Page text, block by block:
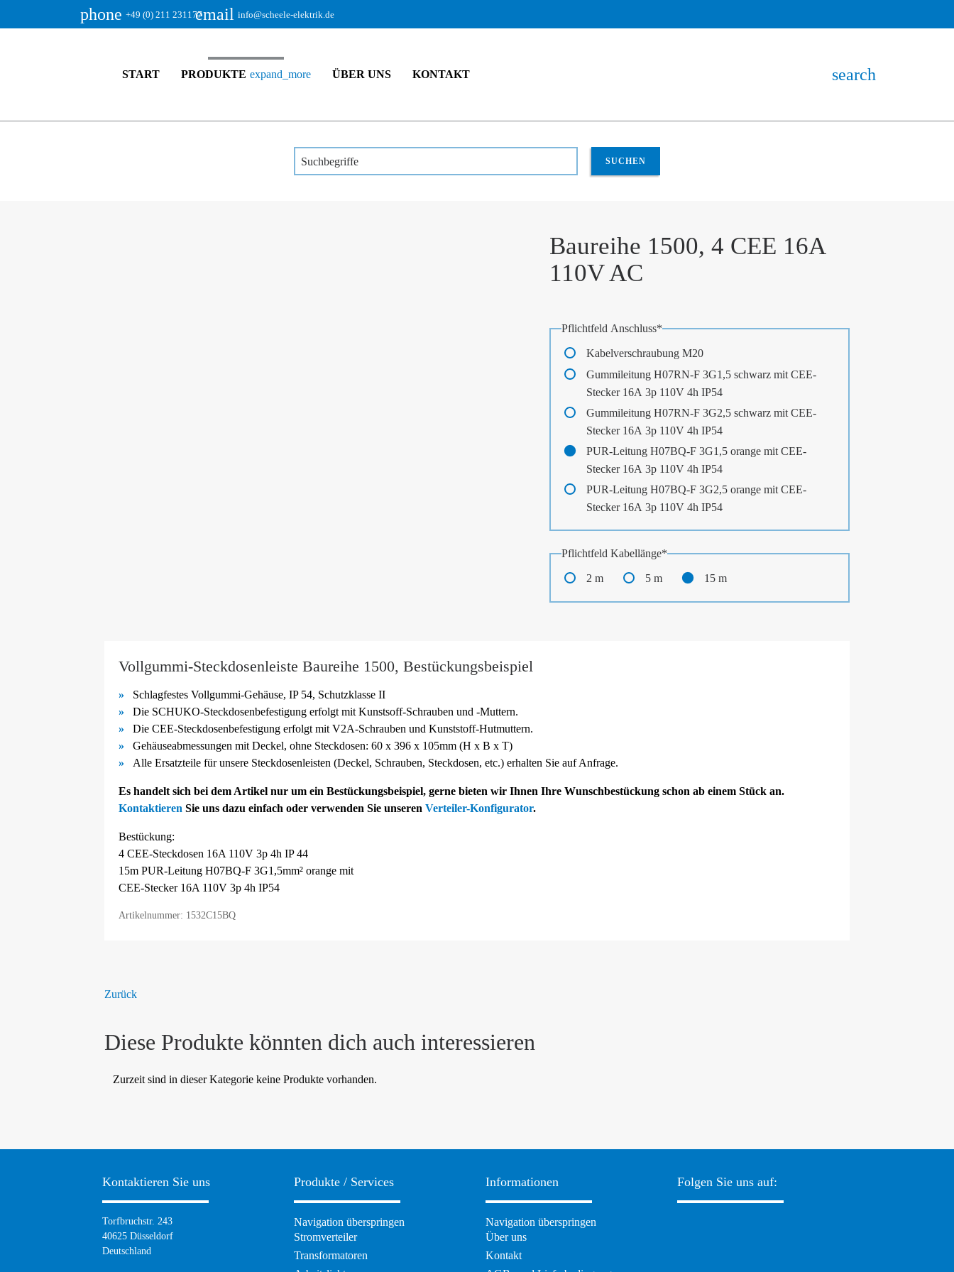
phone +49 (0) 211 231177email info@scheele-elektrik.de
START PRODUKTE expand_more ÜBER UNS KONTAKT search
Suchbegriffe SUCHEN
Baureihe 1500, 4 CEE 16A
110V AC
Pflichtfeld Anschluss*
Kabelverschraubung M20
Gummileitung H07RN-F 3G1,5 schwarz mit CEE-
Stecker 16A 3p 110V 4h IP54
Gummileitung H07RN-F 3G2,5 schwarz mit CEE-
Stecker 16A 3p 110V 4h IP54
PUR-Leitung H07BQ-F 3G1,5 orange mit CEE-
Stecker 16A 3p 110V 4h IP54
PUR-Leitung H07BQ-F 3G2,5 orange mit CEE-
Stecker 16A 3p 110V 4h IP54
Pflichtfeld Kabellänge*
2 m 5 m 15 m
Vollgummi-Steckdosenleiste Baureihe 1500, Bestückungsbeispiel
Schlagfestes Vollgummi-Gehäuse, IP 54, Schutzklasse II
Die SCHUKO-Steckdosenbefestigung erfolgt mit Kunstsoff-Schrauben und -Muttern.
Die CEE-Steckdosenbefestigung erfolgt mit V2A-Schrauben und Kunststoff-Hutmuttern.
Gehäuseabmessungen mit Deckel, ohne Steckdosen: 60 x 396 x 105mm (H x B x T)
Alle Ersatzteile für unsere Steckdosenleisten (Deckel, Schrauben, Steckdosen, etc.) erhalten Sie auf Anfrage.
Es handelt sich bei dem Artikel nur um ein Bestückungsbeispiel, gerne bieten wir Ihnen Ihre Wunschbestückung schon ab einem Stück an.
Kontaktieren Sie uns dazu einfach oder verwenden Sie unseren Verteiler-Konfigurator.
Bestückung:
4 CEE-Steckdosen 16A 110V 3p 4h IP 44
15m PUR-Leitung H07BQ-F 3G1,5mm² orange mit
CEE-Stecker 16A 110V 3p 4h IP54
Artikelnummer: 1532C15BQ
Zurück
Diese Produkte könnten dich auch interessieren
Zurzeit sind in dieser Kategorie keine Produkte vorhanden.
Kontaktieren Sie uns
Torfbruchstr. 243
40625 Düsseldorf
Deutschland
Produkte / Services
Navigation überspringen
Stromverteiler
Transformatoren
Informationen
Navigation überspringen
Über uns
Kontakt
Folgen Sie uns auf: